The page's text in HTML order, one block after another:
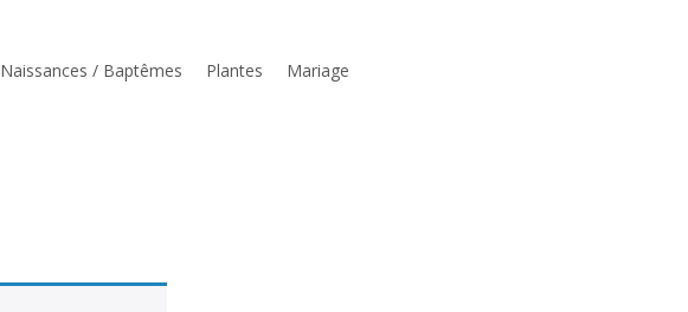
Naissances / Baptêmes Plantes
Mariage